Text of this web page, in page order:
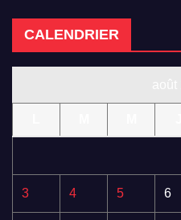
CALENDRIER
3 4 5 6